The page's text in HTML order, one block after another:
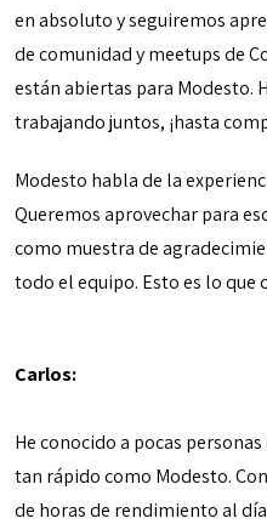
en absoluto y seguiremos
de comunidad y meetups de
están abiertas para Modesto.
trabajando juntos, ¡hasta
Modesto habla de la
Queremos aprovechar para
como muestra de
todo el equipo. Esto es lo que
Carlos:
He conocido a pocas
tan rápido como Modesto.
de horas de rendimiento al